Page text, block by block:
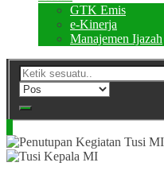
GTK Emis
e-Kinerja
Manajemen Ijazah